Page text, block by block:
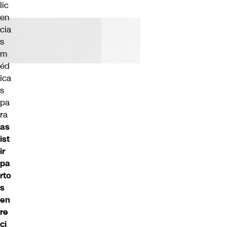
lic
en
cia
s
m
éd
ica
s
pa
ra
as
ist
ir
pa
rto
s
en
re
ci